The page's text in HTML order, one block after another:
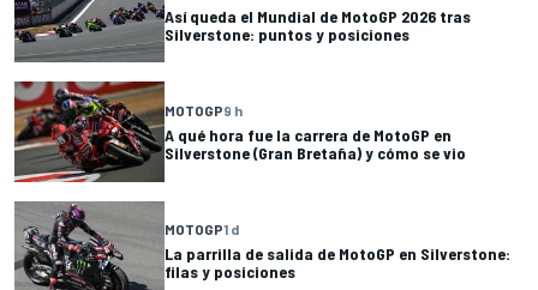
Así queda el Mundial de MotoGP 2026 tras
Silverstone: puntos y posiciones
MOTOGP9 h
A qué hora fue la carrera de MotoGP en
Silverstone (Gran Bretaña) y cómo se vio
MOTOGP1 d
La parrilla de salida de MotoGP en Silverstone:
filas y posiciones